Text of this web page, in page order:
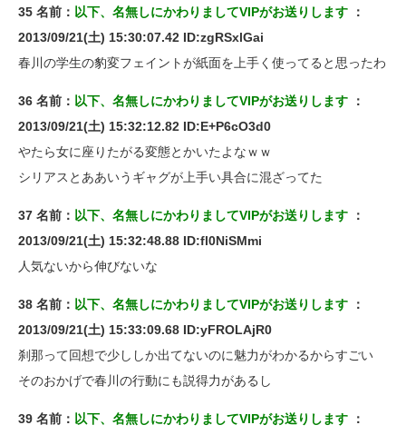
35 名前： 以下、名無しにかわりましてVIPがお送りします ：
2013/09/21(土) 15:30:07.42 ID:zgRSxlGai
春川の学生の豹変フェイントが紙面を上手く使ってると思ったわ
36 名前： 以下、名無しにかわりましてVIPがお送りします ：
2013/09/21(土) 15:32:12.82 ID:E+P6cO3d0
やたら女に座りたがる変態とかいたよなｗｗ
シリアスとああいうギャグが上手い具合に混ざってた
37 名前： 以下、名無しにかわりましてVIPがお送りします ：
2013/09/21(土) 15:32:48.88 ID:fl0NiSMmi
人気ないから伸びないな
38 名前： 以下、名無しにかわりましてVIPがお送りします ：
2013/09/21(土) 15:33:09.68 ID:yFROLAjR0
刹那って回想で少ししか出てないのに魅力がわかるからすごい
そのおかげで春川の行動にも説得力があるし
39 名前： 以下、名無しにかわりましてVIPがお送りします ：